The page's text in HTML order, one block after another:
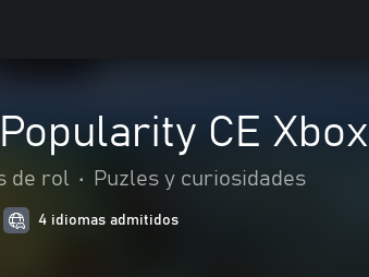
CE Xbox
de rol • Puzles y curiosidades
4 idiomas admitidos